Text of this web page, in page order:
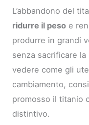
L’abbandono del
ridurre il peso e
produrre in grandi
senza sacrificare
vedere come gli
cambiamento,
promosso il titanio
distintivo.